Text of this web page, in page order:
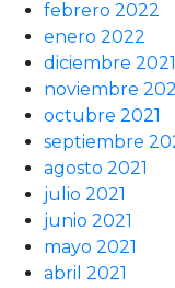
febrero 2022
enero 2022
diciembre 2021
noviembre
octubre 2021
septiembre
agosto 2021
julio 2021
junio 2021
mayo 2021
abril 2021